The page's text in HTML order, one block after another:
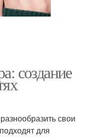
создание
свои
для